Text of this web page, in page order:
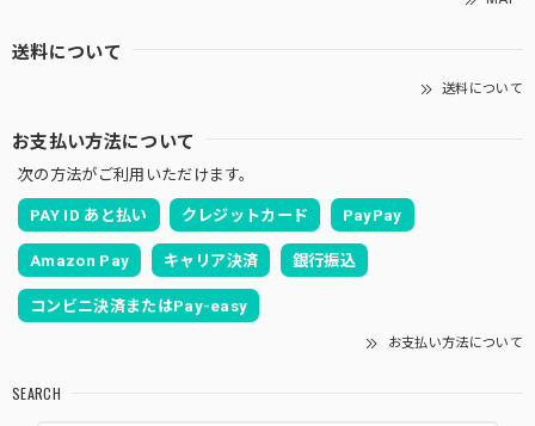
送料について
送料について
お支払い方法について
次の方法がご利用いただけます。
PAY ID あと払い クレジットカード PayPay
Amazon Pay キャリア決済 銀行振込
コンビニ決済またはPay-easy
お支払い方法について
SEARCH